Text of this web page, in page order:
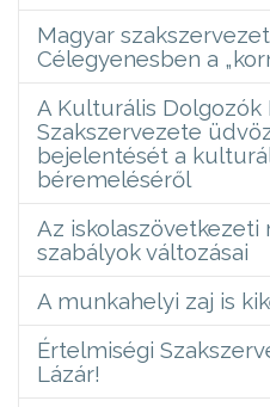
Magyar
Célegyenesben a
A Kulturális Dolgozók
Szakszervezete
bejelentését a
béremeléséről
Az iskolaszövetkezeti
szabályok változásai
A munkahelyi zaj is
Értelmiségi
Lázár!